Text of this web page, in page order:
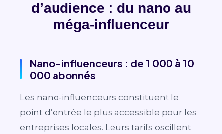
d’audience : du nano au
méga-influenceur
Nano-influenceurs : de 1 000 à 10
000 abonnés
Les nano-influenceurs constituent le
point d’entrée le plus accessible pour les
entreprises locales. Leurs tarifs oscillent